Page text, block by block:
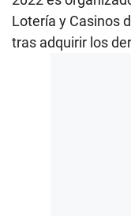
Lotería y Casinos
tras adquirir los